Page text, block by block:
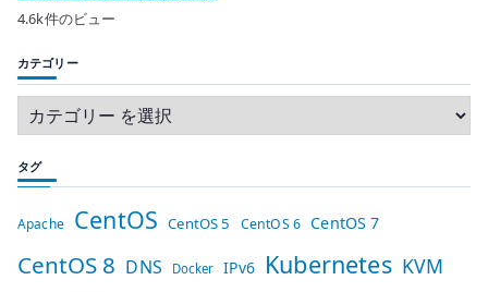
4.6k件のビュー
カテゴリー
タグ
Apache CentOS CentOS 5 CentOS 6 CentOS 7
CentOS 8 DNS Docker IPv6 Kubernetes KVM